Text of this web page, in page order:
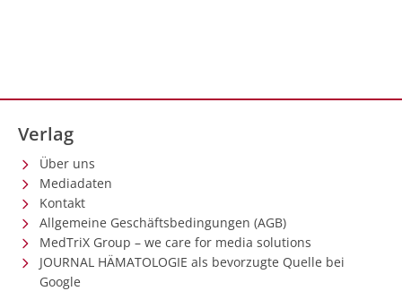
Verlag
Über uns
Mediadaten
Kontakt
Allgemeine Geschäftsbedingungen (AGB)
MedTriX Group – we care for media solutions
JOURNAL HÄMATOLOGIE als bevorzugte Quelle bei
Google